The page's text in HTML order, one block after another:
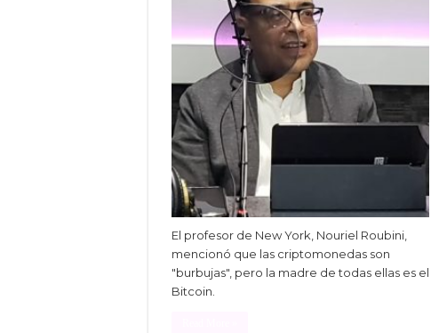
El profesor de New York, Nouriel Roubini,
mencionó que las criptomonedas son
"burbujas", pero la madre de todas ellas es el
Bitcoin.